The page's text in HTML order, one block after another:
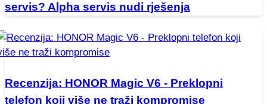
servis? Alpha servis nudi rješenja
Recenzija: HONOR Magic V6 - Preklopni
telefon koji više ne traži kompromise